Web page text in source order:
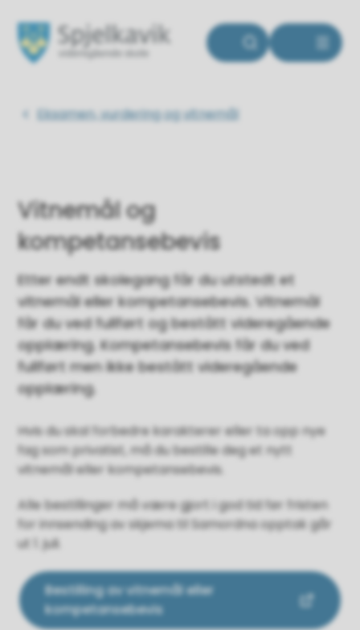
Spjelkavik videregående skole
Du er her:
Eksamen, vurdering og vitnemål
Vitnemål og
kompetansebevis
Etter endt skolegang får du utstedt et
vitnemål eller kompetansebevis. Vitnemål
får du ved fullført og bestått videregående
opplæring. Kompetansebevis får du ved
fullført men ikke bestått videregående
opplæring.
Hvis du skal forbedre karakterer eller ta opp nye
fag som privatist, må du bestille deg et nytt
vitnemål eller kompetansebevis.
Alle bestillinger må være gjort i god tid før fristen
for innsending av skjema til Samordna opptak går
ut 1. juli.
Bestilling av vitnemål eller
kompetansebevis